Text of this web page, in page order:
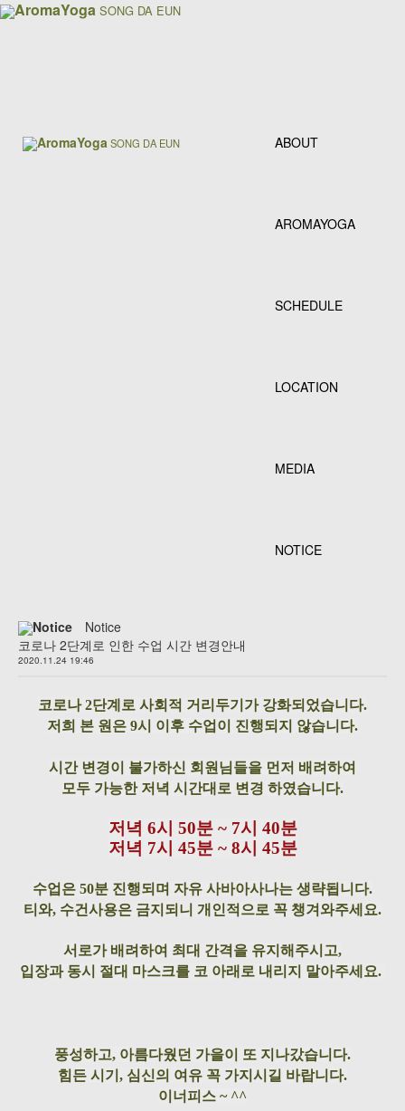
AromaYoga SONG DA EUN
AromaYogaSONG DA EUN ABOUT
AROMAYOGA
SCHEDULE
LOCATION
MEDIA
NOTICE
Notice
Notice
코로나 2단계로 인한 수업 시간 변경안내
2020.11.24 19:46
코로나 2단계로 사회적 거리두기가 강화되었습니다.
저희 본 원은 9시 이후 수업이 진행되지 않습니다.
시간 변경이 불가하신 회원님들을 먼저 배려하여
모두 가능한 저녁 시간대로 변경 하였습니다.
저녁 6시 50분 ~ 7시 40분
저녁 7시 45분 ~ 8시 45분
수업은 50분 진행되며 자유 사바아사나는 생략됩니다.
티와, 수건사용은 금지되니 개인적으로 꼭 챙겨와주세요.
서로가 배려하여 최대 간격을 유지해주시고,
입장과 동시 절대 마스크를 코 아래로 내리지 말아주세요.
풍성하고, 아름다웠던 가을이 또 지나갔습니다.
힘든 시기, 심신의 여유 꼭 가지시길 바랍니다.
이너피스 ~ ^^